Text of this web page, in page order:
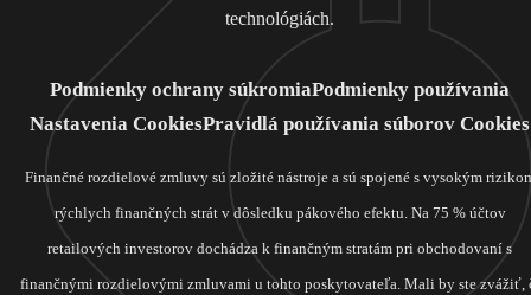
technológiách.
Podmienky ochrany súkromiaPodmienky používania
Nastavenia CookiesPravidlá používania súborov Cookies
Finančné rozdielové zmluvy sú zložité nástroje a sú spojené s vysokým
rýchlych finančných strát v dôsledku pákového efektu. Na 75 % účtov
retailových investorov dochádza k finančným stratám pri obchodovaní s
finančnými rozdielovými zmluvami u tohto poskytovateľa. Mali by ste zvážiť,